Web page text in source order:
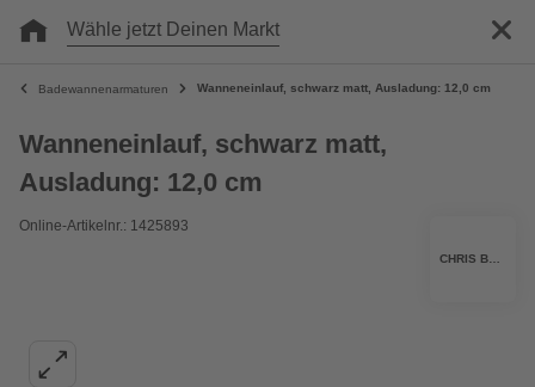
Wähle jetzt Deinen Markt
Badewannenarmaturen Wanneneinlauf, schwarz matt, Ausladung: 12,0 cm
Wanneneinlauf, schwarz matt,
Ausladung: 12,0 cm
Online-Artikelnr.: 1425893